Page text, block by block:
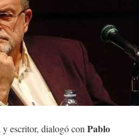
y escritor, dialogó con Pablo